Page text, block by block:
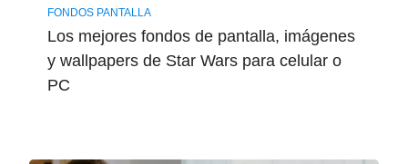
FONDOS PANTALLA
Los mejores fondos de pantalla, imágenes
y wallpapers de Star Wars para celular o
PC